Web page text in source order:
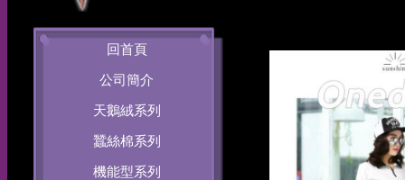
回首頁
公司簡介
天鵝絨系列
蠶絲棉系列
機能型系列